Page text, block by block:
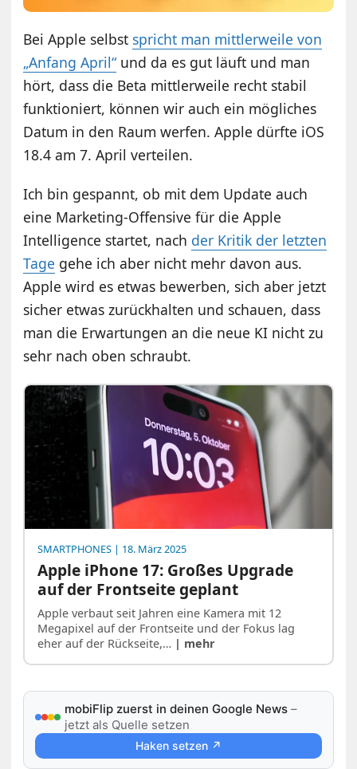
Bei Apple selbst spricht man mittlerweile von
„Anfang April“ und da es gut läuft und man
hört, dass die Beta mittlerweile recht stabil
funktioniert, können wir auch ein mögliches
Datum in den Raum werfen. Apple dürfte iOS
18.4 am 7. April verteilen.
Ich bin gespannt, ob mit dem Update auch
eine Marketing-Offensive für die Apple
Intelligence startet, nach der Kritik der letzten
Tage gehe ich aber nicht mehr davon aus.
Apple wird es etwas bewerben, sich aber jetzt
sicher etwas zurückhalten und schauen, dass
man die Erwartungen an die neue KI nicht zu
sehr nach oben schraubt.
SMARTPHONES | 18. März 2025
Apple iPhone 17: Großes Upgrade
auf der Frontseite geplant
Apple verbaut seit Jahren eine Kamera mit 12
Megapixel auf der Frontseite und der Fokus lag
eher auf der Rückseite,… | mehr
mobiFlip zuerst in deinen Google News –
jetzt als Quelle setzen
Haken setzen ↗